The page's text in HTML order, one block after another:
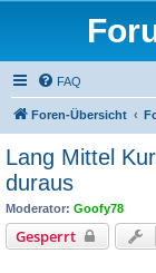
FAQ
Foren-Übersicht
Lang Mittel
duraus
Moderator: Goofy78
Gesperrt